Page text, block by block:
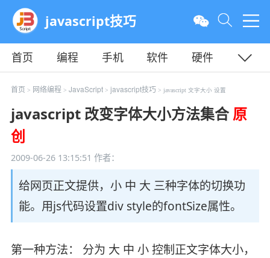
javascript技巧
首页 编程 手机 软件
硬件
教程
平面 服务器
首页 > 网络编程 > JavaScript> javascript技巧 > javascript 文字大小 设置
javascript 改变字体大小方法集合 原
创
2009-06-26 13:15:51 作者：
给网页正文提供，小 中 大 三种字体的切换功
能。用js代码设置div style的fontSize属性。
第一种方法： 分为 大 中 小 控制正文字体大小，